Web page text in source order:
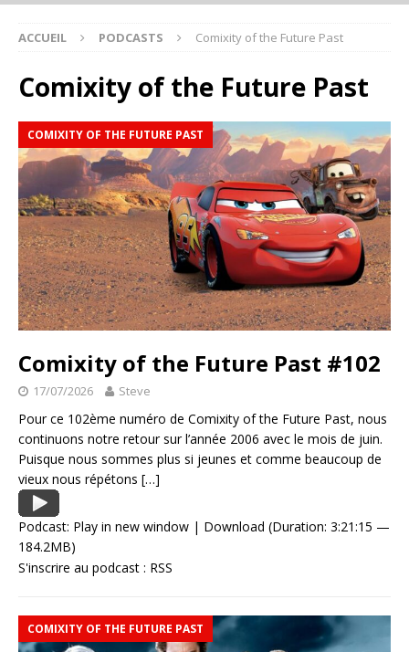
ACCUEIL PODCASTS Comixity of the Future Past
Comixity of the Future Past
COMIXITY OF THE FUTURE PAST
Comixity of the Future Past #102
17/07/2026 Steve
Pour ce 102ème numéro de Comixity of the Future Past, nous
continuons notre retour sur l’année 2006 avec le mois de juin.
Puisque nous sommes plus si jeunes et comme beaucoup de
vieux nous répétons […]
Podcast: Play in new window | Download (Duration: 3:21:15 —
184.2MB)
S'inscrire au podcast : RSS
COMIXITY OF THE FUTURE PAST